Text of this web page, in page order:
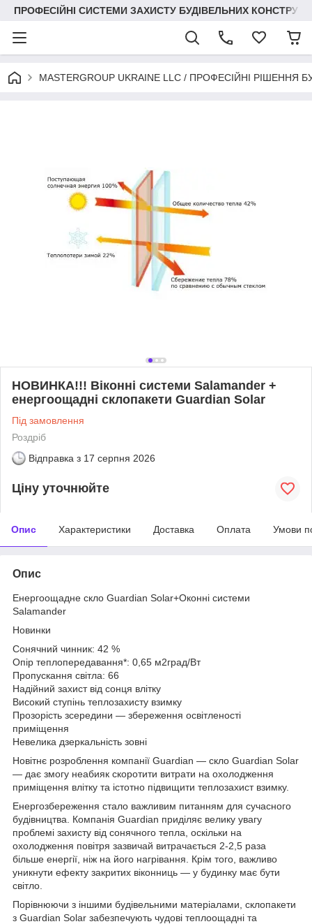
ПРОФЕСІЙНІ СИСТЕМИ ЗАХИСТУ БУДІВЕЛЬНИХ КОНСТРУКЦІЙ
MASTERGROUP UKRAINE LLC / ПРОФЕСІЙНІ РІШЕННЯ
НОВИНКА!!! Віконні системи Salamander +
енергоощадні склопакети Guardian Solar
Під замовлення
Роздріб
Відправка з 17 серпня 2026
Ціну уточнюйте
Опис Характеристики Доставка Оплата Умови
Опис
Енергоощадне скло Guardian Solar+Оконні системи
Salamander
Новинки
Сонячний чинник: 42 %
Опір теплопередавання*: 0,65 м2град/Вт
Пропускання світла: 66
Надійний захист від сонця влітку
Високий ступінь теплозахисту взимку
Прозорість зсередини — збереження освітленості
приміщення
Невелика дзеркальність зовні
Новітнє розроблення компанії Guardian — скло Guardian Solar
— дає змогу неабияк скоротити витрати на охолодження
приміщення влітку та істотно підвищити теплозахист взимку.
Енергозбереження стало важливим питанням для сучасного
будівництва. Компанія Guardian приділяє велику увагу
проблемі захисту від сонячного тепла, оскільки на
охолодження повітря зазвичай витрачається 2-2,5 раза
більше енергії, ніж на його нагрівання. Крім того, важливо
уникнути ефекту закритих віконниць — у будинку має бути
світло.
Порівнюючи з іншими будівельними матеріалами, склопакети
з Guardian Solar забезпечують чудові теплоощадні та